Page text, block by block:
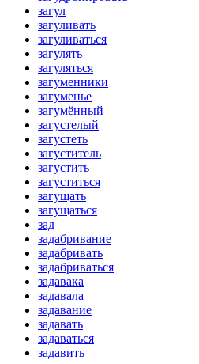
загул
загуливать
загуливаться
загулять
загуляться
загуменники
загуменье
загумённый
загустелый
загустеть
загуститель
загустить
загуститься
загущать
загущаться
зад
задабривание
задабривать
задабриваться
задавака
задавала
задавание
задавать
задаваться
задавить